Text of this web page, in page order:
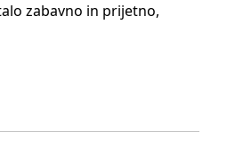
zabavno in prijetno,